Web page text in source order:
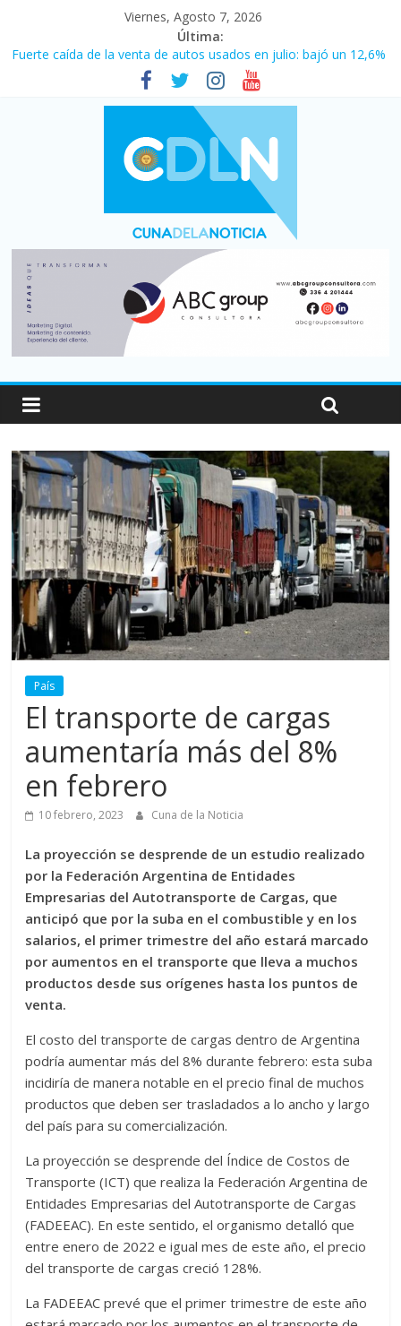
Viernes, Agosto 7, 2026
Última:
Fuerte caída de la venta de autos usados en julio: bajó un 12,6%
Central venció 1 a 0 al River de Coudet en el Monumental
La morosidad alcanzó su nivel más alto en dos décadas y ya
afecta a 400 mil deudores en Santa Fe
Desde que asumió Milei cerraron 41.000 kioscos: el sector
denuncia crisis como en 2001
Vacaciones de invierno con más movimiento y consumo
turístico: 4,6 millones de personas viajaron por el país, un 5,9%
País
El transporte de cargas
aumentaría más del 8%
en febrero
10 febrero, 2023 Cuna de la Noticia
La proyección se desprende de un estudio realizado
por la Federación Argentina de Entidades
Empresarias del Autotransporte de Cargas, que
anticipó que por la suba en el combustible y en los
salarios, el primer trimestre del año estará marcado
por aumentos en el transporte que lleva a muchos
productos desde sus orígenes hasta los puntos de
venta.
El costo del transporte de cargas dentro de Argentina
podría aumentar más del 8% durante febrero: esta suba
incidiría de manera notable en el precio final de muchos
productos que deben ser trasladados a lo ancho y largo
del país para su comercialización.
La proyección se desprende del Índice de Costos de
Transporte (ICT) que realiza la Federación Argentina de
Entidades Empresarias del Autotransporte de Cargas
(FADEEAC). En este sentido, el organismo detalló que
entre enero de 2022 e igual mes de este año, el precio
del transporte de cargas creció 128%.
La FADEEAC prevé que el primer trimestre de este año